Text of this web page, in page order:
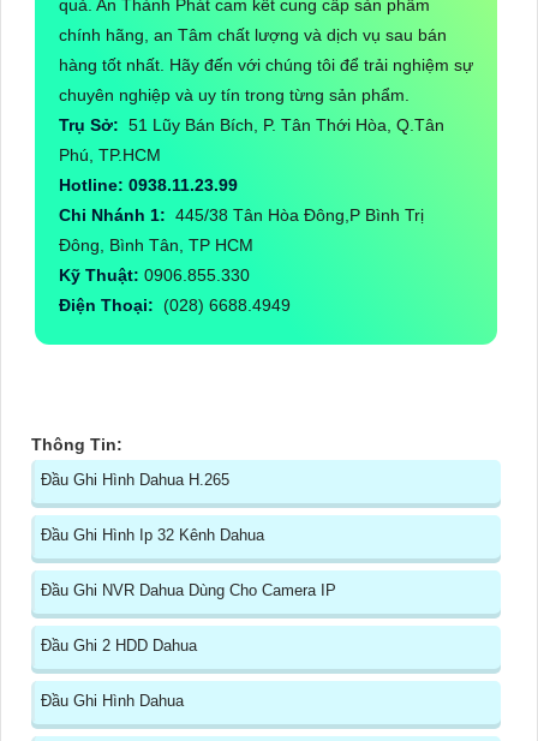
quả. An Thành Phát cam kết cung cấp sản phẩm
chính hãng, an Tâm chất lượng và dịch vụ sau bán
hàng tốt nhất. Hãy đến với chúng tôi để trải nghiệm sự
chuyên nghiệp và uy tín trong từng sản phẩm.
Trụ Sở: 51 Lũy Bán Bích, P. Tân Thới Hòa, Q.Tân
Phú, TP.HCM
Hotline: 0938.11.23.99
Chi Nhánh 1: 445/38 Tân Hòa Đông,P Bình Trị
Đông, Bình Tân, TP HCM
Kỹ Thuật: 0906.855.330
Điện Thoại: (028) 6688.4949
Thông Tin:
Đầu Ghi Hình Dahua H.265
Đầu Ghi Hình Ip 32 Kênh Dahua
Đầu Ghi NVR Dahua Dùng Cho Camera IP
Đầu Ghi 2 HDD Dahua
Đầu Ghi Hình Dahua